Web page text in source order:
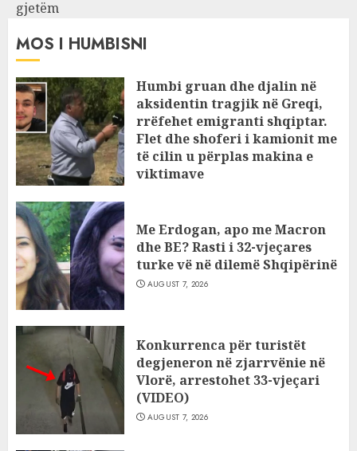
gjetëm
MOS I HUMBISNI
Humbi gruan dhe djalin në
aksidentin tragjik në Greqi,
rrëfehet emigranti shqiptar.
Flet dhe shoferi i kamionit me
të cilin u përplas makina e
viktimave
Me Erdogan, apo me Macron
dhe BE? Rasti i 32-vjeçares
turke vë në dilemë Shqipërinë
AUGUST 7, 2026
Konkurrenca për turistët
degjeneron në zjarrvënie në
Vlorë, arrestohet 33-vjeçari
(VIDEO)
AUGUST 7, 2026